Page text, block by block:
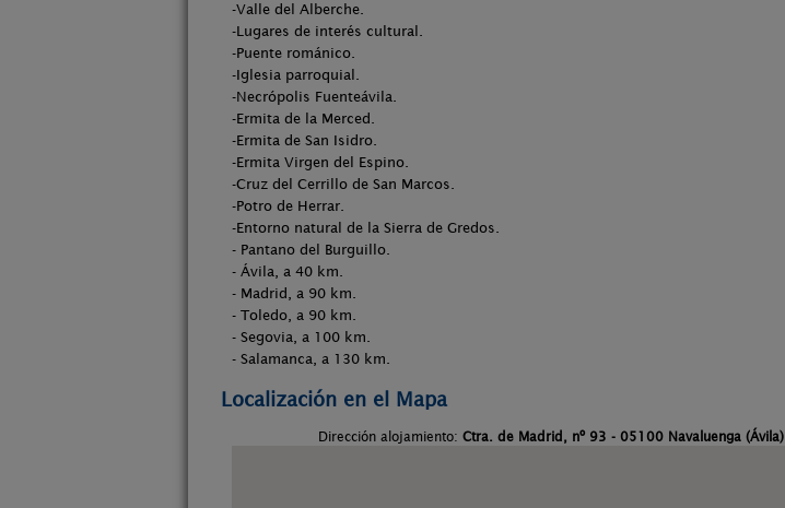
-Valle del Alberche.
-Lugares de interés cultural.
-Puente románico.
-Iglesia parroquial.
-Necrópolis Fuenteávila.
-Ermita de la Merced.
-Ermita de San Isidro.
-Ermita Virgen del Espino.
-Cruz del Cerrillo de San Marcos.
-Potro de Herrar.
-Entorno natural de la Sierra de Gredos.
- Pantano del Burguillo.
- Ávila, a 40 km.
- Madrid, a 90 km.
- Toledo, a 90 km.
- Segovia, a 100 km.
- Salamanca, a 130 km.
Localización en el Mapa
Dirección alojamiento: Ctra. de Madrid, nº 93 - 05100 Navaluenga (Ávila)